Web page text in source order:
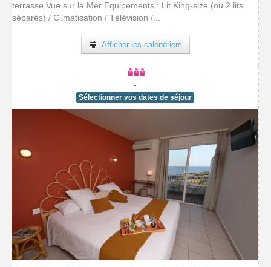
terrasse Vue sur la Mer Equipements : Lit King-size (ou 2 lits
séparés) / Climatisation / Télévision /...
Afficher les calendriers
-
Sélectionner vos dates de séjour